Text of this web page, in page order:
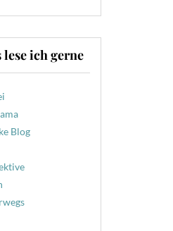
lese ich gerne
Blog